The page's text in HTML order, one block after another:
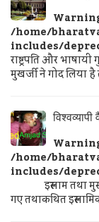
/home/
includes/
राष्ट्रपति और
मुखर्जी ने गोद लिया है
/home/
includes/
इस्लाम तथा
गए तथाकथित